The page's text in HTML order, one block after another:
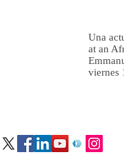
Una
at an
viernes